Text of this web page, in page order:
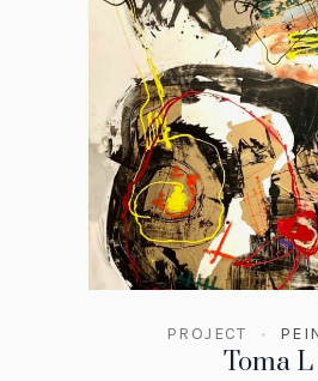
PROJECT
Toma L